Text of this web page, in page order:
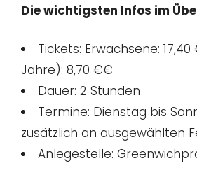
Die wichtigsten Infos im
Tickets: Erwachsene: 17,40
Jahre): 8,70 €€
Dauer: 2 Stunden
Termine: Dienstag bis
zusätzlich an ausgewählten
Anlegestelle: